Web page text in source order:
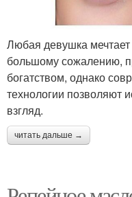
Любая девушка
большому сожалению,
богатством, однако
технологии позволяют
взгляд.
читать дальше →